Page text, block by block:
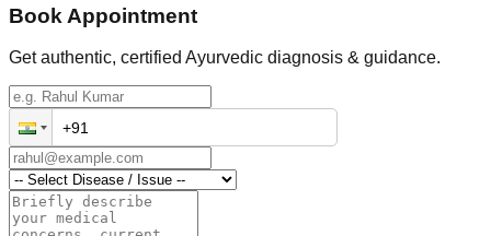
Book Appointment
Get authentic, certified Ayurvedic diagnosis & guidance.